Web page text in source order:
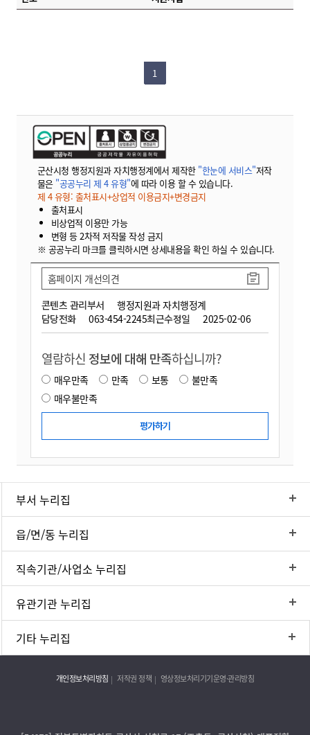
1
군산시청 행정지원과 자치행정계에서 제작한 "한눈에 서비스"저작
물은 "공공누리 제 4 유형"에 따라 이용 할 수 있습니다.
제 4 유형: 출처표시+상업적 이용금지+변경금지
출처표시
비상업적 이용만 가능
변형 등 2차적 저작물 작성 금지
※ 공공누리 마크를 클릭하시면 상세내용을 확인 하실 수 있습니다.
콘텐츠 관리부서
행정지원과 자치행정계
담당전화
063-454-2245최근수정일 2025-02-06
홈페이지 개선의견
열람하신 정보에 대해 만족하십니까?
매우만족 만족 보통
불만족
매우불만족
부서 누리집
읍/면/동 누리집
직속기관/사업소 누리집
유관기관 누리집
기타 누리집
개인정보처리방침 저작권 정책 영상정보처리기기운영·관리방침